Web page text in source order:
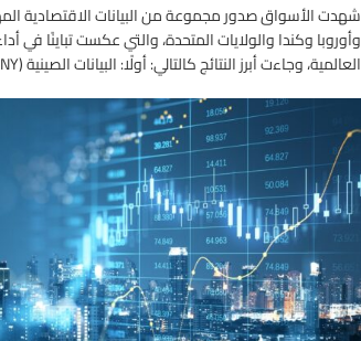
شهدت الأسواق صدور مجموعة من البيانات الاقتصادية
وأوروبا وكندا والولايات المتحدة، والتي عكست تباينًا في
العالمية، وجاءت أبرز النتائج كالتالي: أولًا: البيانات الصينية (CNY) – …